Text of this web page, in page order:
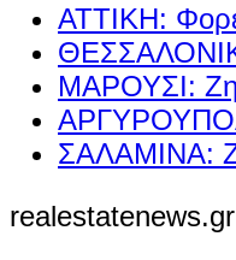
ΑΤΤΙΚΗ:
ΜΑΡΟΥΣΙ:
ΣΑΛΑΜΙΝΑ:
realestatenews.gr